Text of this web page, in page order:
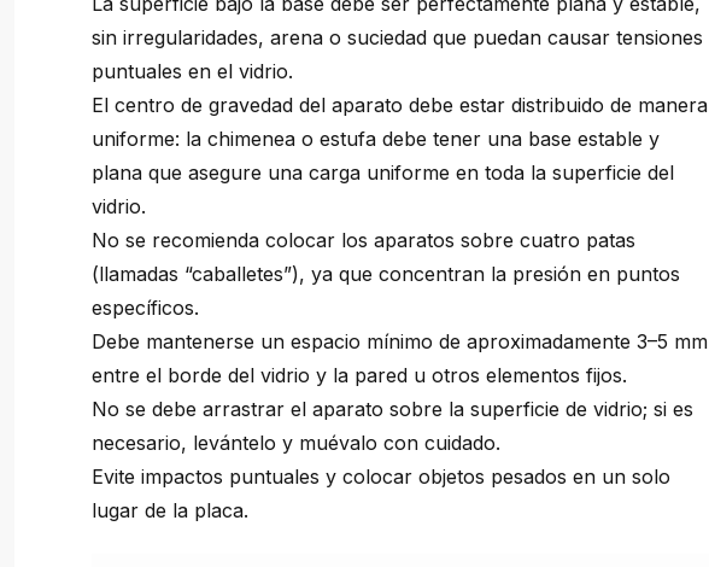
sin irregularidades, arena o suciedad que puedan causar tensiones
puntuales en el vidrio.
El centro de gravedad del aparato debe estar distribuido de manera
uniforme: la chimenea o estufa debe tener una base estable y
plana que asegure una carga uniforme en toda la superficie del
vidrio.
No se recomienda colocar los aparatos sobre cuatro patas
(llamadas “caballetes”), ya que concentran la presión en puntos
específicos.
Debe mantenerse un espacio mínimo de aproximadamente 3–5 mm
entre el borde del vidrio y la pared u otros elementos fijos.
No se debe arrastrar el aparato sobre la superficie de vidrio; si es
necesario, levántelo y muévalo con cuidado.
Evite impactos puntuales y colocar objetos pesados en un solo
lugar de la placa.